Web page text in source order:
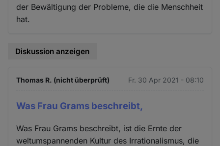
der Bewältigung der Probleme, die die Menschheit
hat.
Diskussion anzeigen
Thomas R. (nicht überprüft) Fr. 30 Apr 2021 - 08:10
Was Frau Grams beschreibt,
Was Frau Grams beschreibt, ist die Ernte der
weltumspannenden Kultur des Irrationalismus, die